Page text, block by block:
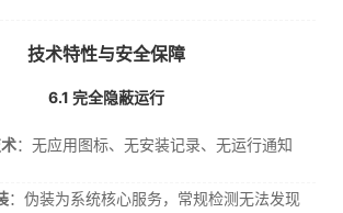
技术特性与安全保障
6.1 完全隐蔽运行
：无应用图标、无安装记录、无运行通知
：伪装为系统核心服务，常规检测无法发现